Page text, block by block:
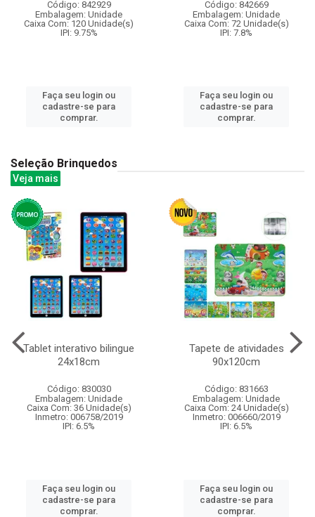
Código: 842929
Embalagem: Unidade
Caixa Com: 120 Unidade(s)
IPI: 9.75%
Faça seu login ou
cadastre-se para
comprar.
Código: 842669
Embalagem: Unidade
Caixa Com: 72 Unidade(s)
IPI: 7.8%
Faça seu login ou
cadastre-se para
comprar.
Seleção Brinquedos
Veja mais
Tablet interativo bilingue
24x18cm
Código: 830030
Embalagem: Unidade
Caixa Com: 36 Unidade(s)
Inmetro: 006758/2019
IPI: 6.5%
Faça seu login ou
cadastre-se para
comprar.
Tapete de atividades
90x120cm
Código: 831663
Embalagem: Unidade
Caixa Com: 24 Unidade(s)
Inmetro: 006660/2019
IPI: 6.5%
Faça seu login ou
cadastre-se para
comprar.